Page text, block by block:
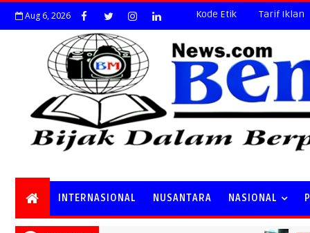
Aug 6, 2026 Kode Etik Tarif Iklan
INTERNASIONAL NUSANTARA NASIONAL